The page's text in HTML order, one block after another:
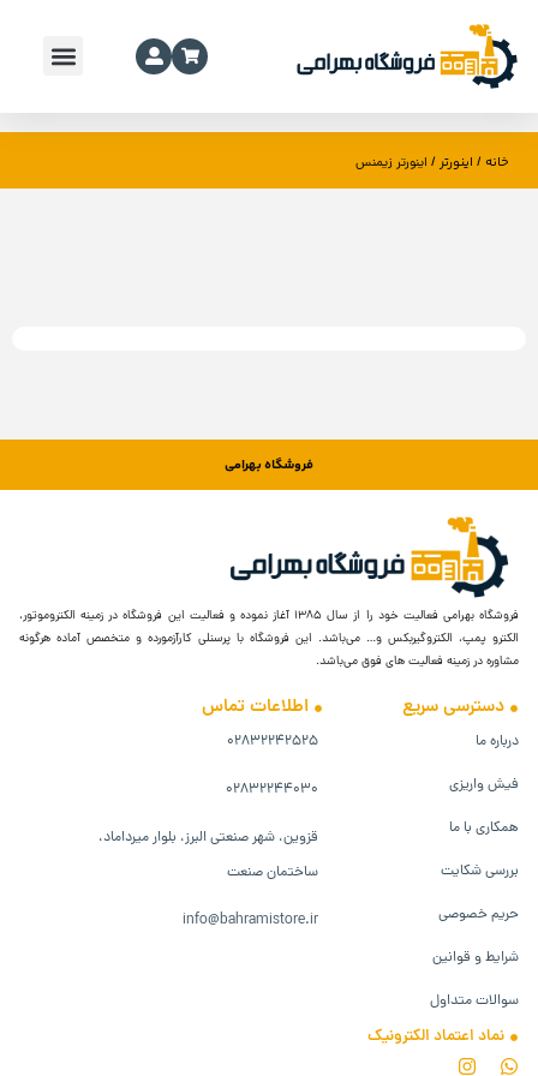
خانه / اینورتر / اینورتر زیمنس
فروشگاه بهرامی
فروشگاه بهرامی فعالیت خود را از سال ۱۳۸۵ آغاز نموده و فعالیت این فروشگاه در زمینه الکتروموتور،
الکترو پمپ، الکتروگیربکس و… می‌باشد. این فروشگاه با پرسنلی کارآزمورده و متخصص آماده هرگونه
مشاوره در زمینه فعالیت های فوق می‌باشد.
دسترسی سریع
درباره ما
فیش واریزی
همکاری با ما
بررسی شکایت
حریم خصوصی
شرایط و قوانین
سوالات متداول
اطلاعات تماس
۰۲۸۳۲۲۴۲۵۲۵
۰۲۸۳۲۲۴۴۰۳۰
قزوین، شهر صنعتی البرز، بلوار میرداماد،
ساختمان صنعت
info@bahramistore.ir
نماد اعتماد الکترونیک